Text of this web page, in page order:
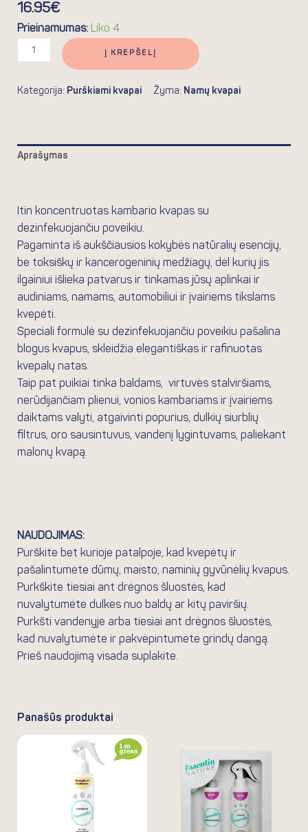
16.95€
Prieinamumas: Liko 4
Į KREPŠELĮ
Kategorija: Purškiami kvapai Žyma: Namų kvapai
Aprašymas
Itin koncentruotas kambario kvapas su
dezinfekuojančiu poveikiu.
Pagaminta iš aukščiausios kokybės natūralių esencijų,
be toksiškų ir kancerogeninių medžiagų, dėl kurių jis
ilgainiui išlieka patvarus ir tinkamas jūsų aplinkai ir
audiniams, namams, automobiliui ir įvairiems tikslams
kvepėti.
Speciali formulė su dezinfekuojančiu poveikiu pašalina
blogus kvapus, skleidžia elegantiškas ir rafinuotas
kvepalų natas.
Taip pat puikiai tinka baldams, virtuvės stalviršiams,
nerūdijančiam plienui, vonios kambariams ir įvairiems
daiktams valyti, atgaivinti popurius, dulkių siurblių
filtrus, oro sausintuvus, vandenį lygintuvams, paliekant
malonų kvapą.
NAUDOJIMAS:
Purškite bet kurioje patalpoje, kad kvepėtų ir
pašalintumėte dūmų, maisto, naminių gyvūnėlių kvapus.
Purkškite tiesiai ant drėgnos šluostės, kad
nuvalytumėte dulkes nuo baldų ar kitų paviršių.
Purkšti vandenyje arba tiesiai ant drėgnos šluostės,
kad nuvalytumėte ir pakvėpintumėte grindų dangą.
Prieš naudojimą visada suplakite.
Panašūs produktai